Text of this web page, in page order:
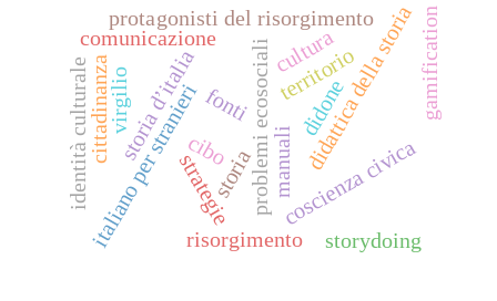
storia d’italia
italiano per stranierifonti
manuali
strategie
storia
comunicazione didattica della storia
protagonisti del risorgimento
coscienza civica
problemi ecosociali
cittadinanza
risorgimento
identità culturale cibo
territorio
cultura
storydoing
gamification
virgilio didone